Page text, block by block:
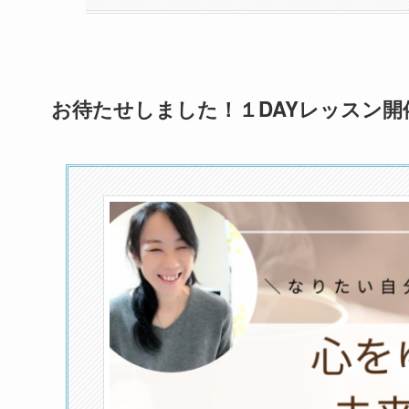
お待たせしました！１DAYレッスン